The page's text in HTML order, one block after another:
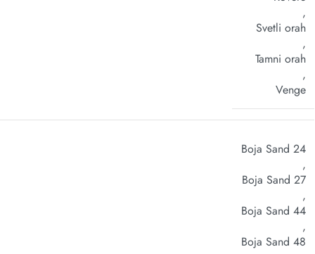
,
Svetli orah
,
Tamni orah
,
Venge
Boja Sand 24
,
Boja Sand 27
,
Boja Sand 44
,
Boja Sand 48